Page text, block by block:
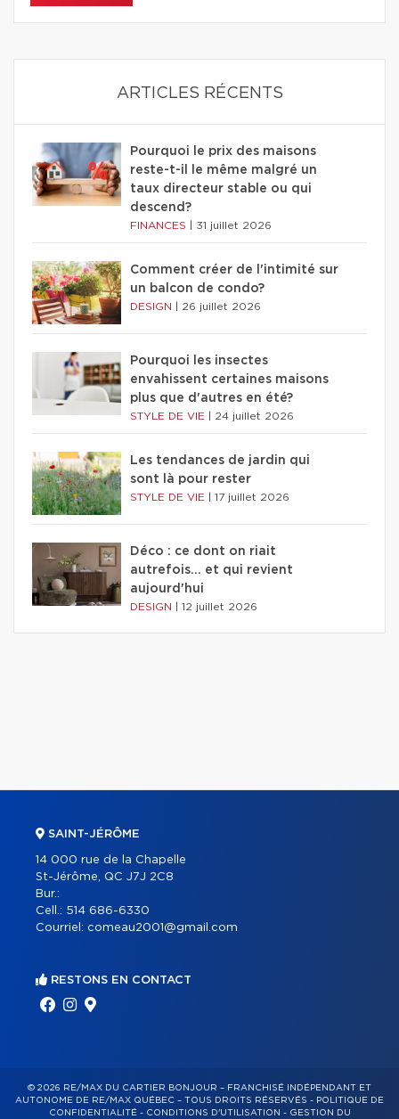
ARTICLES RÉCENTS
Pourquoi le prix des maisons
reste-t-il le même malgré un
taux directeur stable ou qui
descend?
FINANCES 31 juillet 2026
Comment créer de l'intimité sur
un balcon de condo?
DESIGN 26 juillet 2026
Pourquoi les insectes
envahissent certaines maisons
plus que d'autres en été?
STYLE DE VIE 24 juillet 2026
Les tendances de jardin qui
sont là pour rester
STYLE DE VIE 17 juillet 2026
Déco : ce dont on riait
autrefois... et qui revient
aujourd'hui
DESIGN 12 juillet 2026
SAINT-JÉRÔME
14 000 rue de la Chapelle
St-Jérôme, QC J7J 2C8
Bur.:
Cell.: 514 686-6330
Courriel: comeau2001@gmail.com
RESTONS EN CONTACT
© 2026 RE/MAX DU CARTIER BONJOUR – FRANCHISÉ INDÉPENDANT ET
AUTONOME DE RE/MAX QUÉBEC – TOUS DROITS RÉSERVÉS - POLITIQUE DE
CONFIDENTIALITÉ- CONDITIONS D'UTILISATION - GESTION DU